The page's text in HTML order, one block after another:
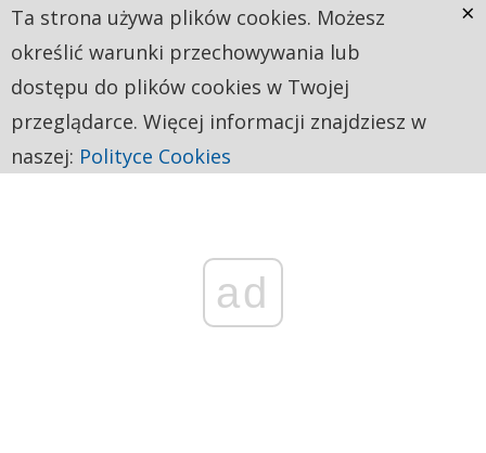
ad
Ta strona używa plików cookies. Możesz
określić warunki przechowywania lub
dostępu do plików cookies w Twojej
przeglądarce. Więcej informacji znajdziesz w
naszej: Polityce Cookies
×